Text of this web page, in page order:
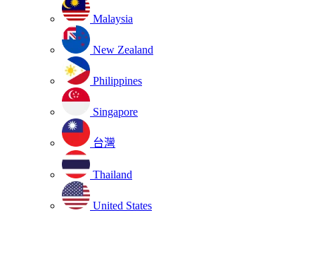
Malaysia
New Zealand
Philippines
Singapore
台灣
Thailand
United States